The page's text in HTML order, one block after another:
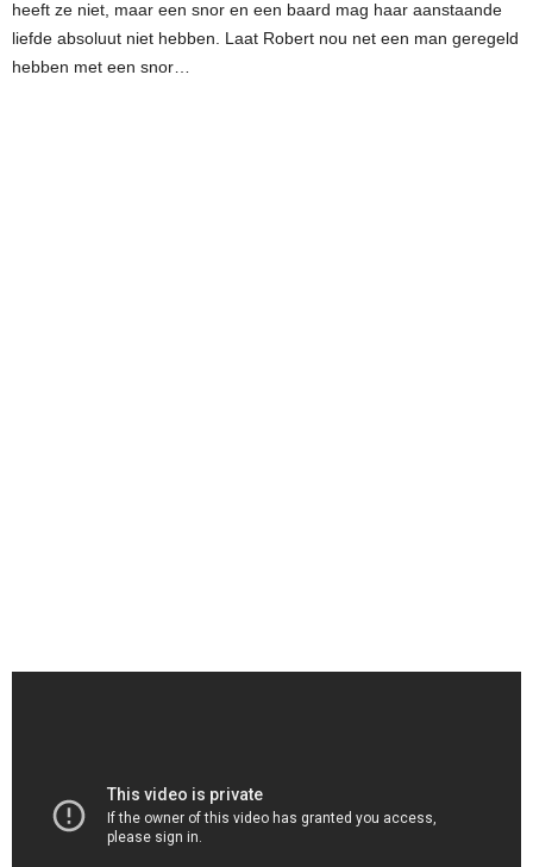
heeft ze niet, maar een snor en een baard mag haar aanstaande
liefde absoluut niet hebben. Laat Robert nou net een man geregeld
hebben met een snor…